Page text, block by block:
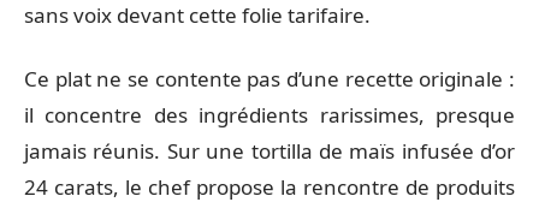
sans voix devant cette folie tarifaire.
Ce plat ne se contente pas d’une recette originale :
il concentre des ingrédients rarissimes, presque
jamais réunis. Sur une tortilla de maïs infusée d’or
24 carats, le chef propose la rencontre de produits